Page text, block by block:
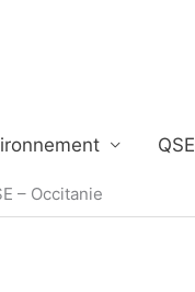
QSE
– Occitanie